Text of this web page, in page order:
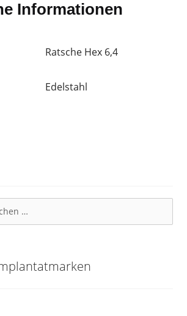
Informationen
Ratsche Hex 6,4
Edelstahl